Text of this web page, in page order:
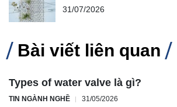
31/07/2026
Bài viết liên quan
Types of water valve là gì?
TIN NGÀNH NGHỀ 31/05/2026